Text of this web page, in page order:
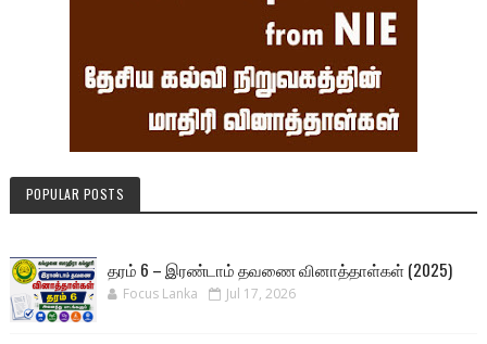
POPULAR POSTS
தரம் 6 – இரண்டாம் தவணை வினாத்தாள்கள் (2025)
Focus Lanka Jul 17, 2026